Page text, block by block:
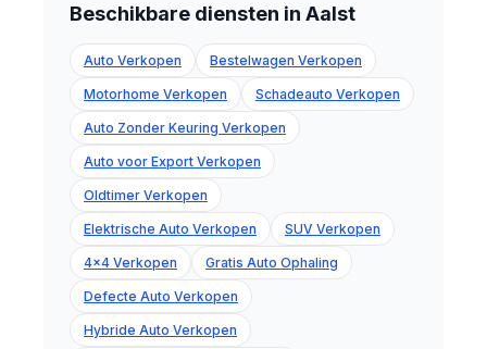
Beschikbare diensten in Aalst
Auto Verkopen Bestelwagen Verkopen
Motorhome Verkopen Schadeauto Verkopen
Auto Zonder Keuring Verkopen
Auto voor Export Verkopen
Oldtimer Verkopen
Elektrische Auto Verkopen SUV Verkopen
4x4 Verkopen Gratis Auto Ophaling
Defecte Auto Verkopen
Hybride Auto Verkopen